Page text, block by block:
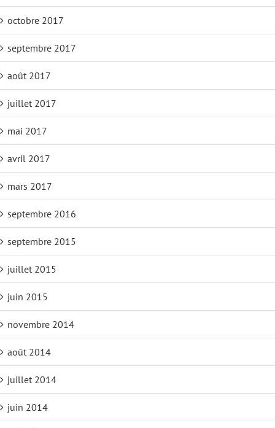
octobre 2017
septembre 2017
août 2017
juillet 2017
mai 2017
avril 2017
mars 2017
septembre 2016
septembre 2015
juillet 2015
juin 2015
novembre 2014
août 2014
juillet 2014
juin 2014